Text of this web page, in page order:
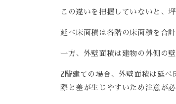
この違いを把握していないと、
延べ床面積は各階の床面積を合計
一方、外壁面積は建物の外側の
2階建ての場合、外壁面積は延
際と差が生じやすいため注意が必